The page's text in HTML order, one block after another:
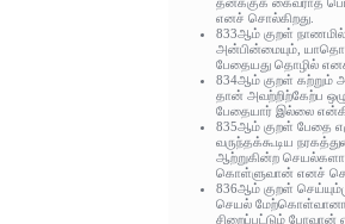
எனச் சொல்கிறது.
833ஆம் குறள்
அன்பின்மையும்,
பேதையது தொழில் எனக்
834ஆம் குறள் கற்றும்
தான் அவற்றிற்கேற்ப
பேதையார் இல்லை
835ஆம் குறள் பேதை
வருந்தக்கூடிய
ஆற்றுகின்ற
கொள்ளுவான் எனச்
836ஆம் குறள்
செயல்
சிறைப்பட்டும் போவான்